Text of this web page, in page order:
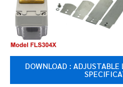
DOWNLOAD :